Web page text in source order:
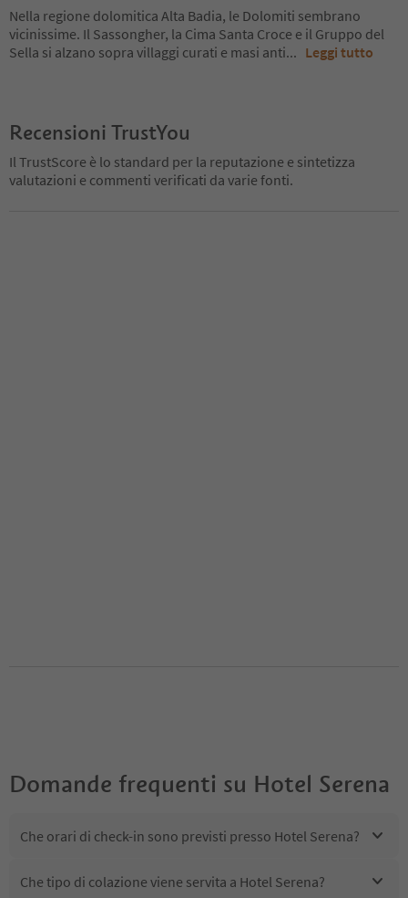
Nella regione dolomitica Alta Badia, le Dolomiti sembrano
vicinissime. Il Sassongher, la Cima Santa Croce e il Gruppo del
Sella si alzano sopra villaggi curati e masi anti... Leggi tutto
Recensioni TrustYou
Il TrustScore è lo standard per la reputazione e sintetizza
valutazioni e commenti verificati da varie fonti.
Domande frequenti su Hotel Serena
Che orari di check-in sono previsti presso Hotel Serena?
Che tipo di colazione viene servita a Hotel Serena?